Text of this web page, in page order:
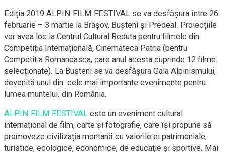
Ediția 2019 ALPIN FILM FESTIVAL se va desfășura între 26
februarie – 3 martie la Brașov, Bușteni și Predeal. Proiecțiile
vor avea loc la Centrul Cultural Reduta pentru filmele din
Competiția Internațională, Cinemateca Patria (pentru
Competitia Romaneasca, care anul acesta cuprinde 12 filme
selecționate). La Busteni se va desfășura Gala Alpinismului,
devenită unul din cele mai importante evenimente pentru
lumea muntelui. din România.
ALPIN FILM FESTIVAL este un eveniment cultural
internaţional de film, carte și fotografie, care îşi propune să
promoveze civilizația montană cu valorile ei patrimoniale,
turistice, ecologice, economice, de educaţie şi sportive. Mai